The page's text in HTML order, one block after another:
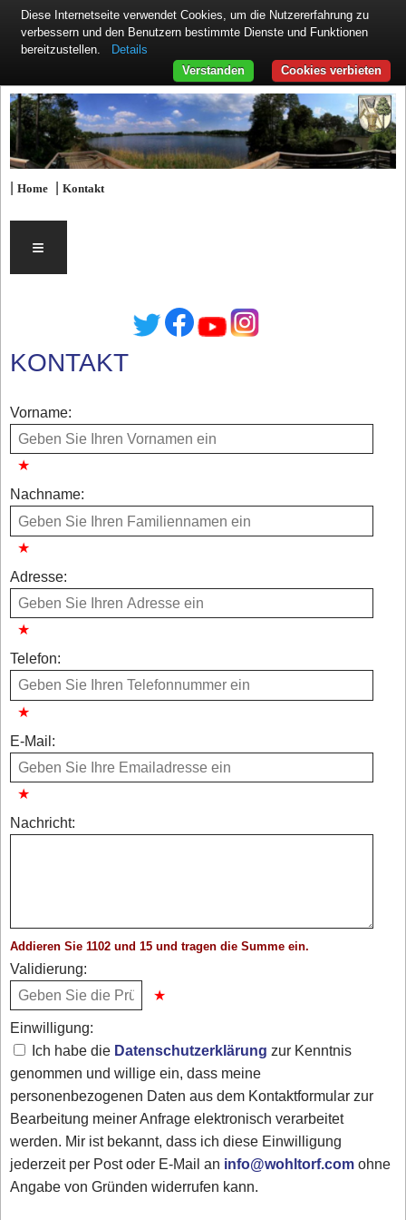
|Home |Kontakt
≡
KONTAKT
Vorname:
Nachname:
Adresse:
Telefon:
E-Mail:
Nachricht:
Addieren Sie 1102 und 15 und tragen die Summe ein.
Validierung:
Einwilligung:
Ich habe die Datenschutzerklärung zur Kenntnis
genommen und willige ein, dass meine
personenbezogenen Daten aus dem Kontaktformular zur
Bearbeitung meiner Anfrage elektronisch verarbeitet
werden. Mir ist bekannt, dass ich diese Einwilligung
jederzeit per Post oder E-Mail an info@wohltorf.comohne
Angabe von Gründen widerrufen kann.
Diese Internetseite verwendet Cookies, um die Nutzererfahrung zu
verbessern und den Benutzern bestimmte Dienste und Funktionen
bereitzustellen.
Details
Cookies verbieten
Verstanden